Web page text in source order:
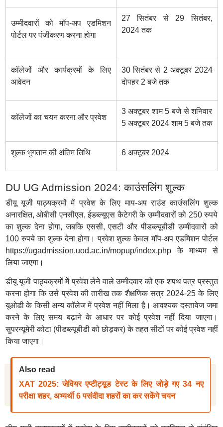
उम्मीदवारों को मॉप-अप एडमिशन
पोर्टल पर पंजीकरण करना होगा
27 सितंबर से 29 सितंबर,
2024 तक
कॉलेजों और कार्यक्रमों के लिए
आवेदन
30 सितंबर से 2 अक्टूबर 2024
दोपहर 2 बजे तक
कॉलेजों का चयन करना और प्रवेश
3 अक्टूबर शाम 5 बजे से शनिवार
5 अक्टूबर 2024 शाम 5 बजे तक
शुल्क भुगतान की अंतिम तिथि 6 अक्टूबर 2024
DU UG Admission 2024: काउंसलिंग शुल्क
डीयू यूजी पाठ्यक्रमों में प्रवेश के लिए माप-अप राउंड काउंसलिंग शुल्क
अनारक्षित, ओबीसी एनसीएल, ईडब्ल्यूएस कैटेगरी के उम्मीदवारों को 250 रुपये
का शुल्क देना होगा, जबकि एससी, एसटी और पीडब्ल्यूबीडी उम्मीदवारों को
100 रुपये का शुल्क देना होगा। प्रवेश शुल्क केवल मॉप-अप एडमिशन पोर्टल
https://ugadmission.uod.ac.in/mopup/index.php के माध्यम से
लिया जाएगा।
डीयू यूजी पाठ्यक्रमों में प्रवेश लेने वाले उम्मीदवार को एक शपथ पत्र प्रस्तुत
करना होगा कि उसे प्रवेश की तारीख तक शैक्षणिक सत्र 2024-25 के लिए
यूओडी के किसी अन्य कॉलेज में प्रवेश नहीं मिला है। आवश्यक दस्तावेज जमा
करने के लिए समय बढ़ाने के आधार पर कोई प्रवेश नहीं दिया जाएगा।
सुपरन्यूमेरी कोटा (पीडब्ल्यूबीडी को छोड़कर) के तहत सीटों पर कोई प्रवेश नहीं
किया जाएगा।
Also read
XAT 2025: जेवियर एप्टीट्यूड टेस्ट के लिए जोड़े गए 34 नए
परीक्षा शहर, अभ्यर्थी 6 पसंदीदा शहरों का कर सकेंगे चयन